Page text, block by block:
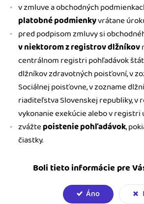
v zmluve a obchodných
platobné podmienkyvrátane
pred podpisom zmluvy si
v niektorom z registrov dlžníkov
centrálnom registri pohľadávok
dlžníkov zdravotných poisťovní, v
Sociálnej poisťovne, v zozname
riaditeľstva Slovenskej republiky, v
vykonanie exekúcie alebo v registri
zvážtepoistenie pohľadávok,
čiastky.
Boli tieto informácie pre
Áno